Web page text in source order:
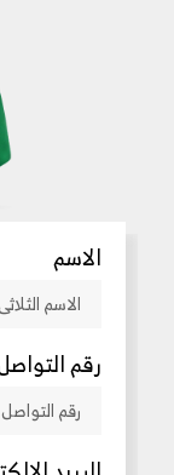
الاسم
رقم